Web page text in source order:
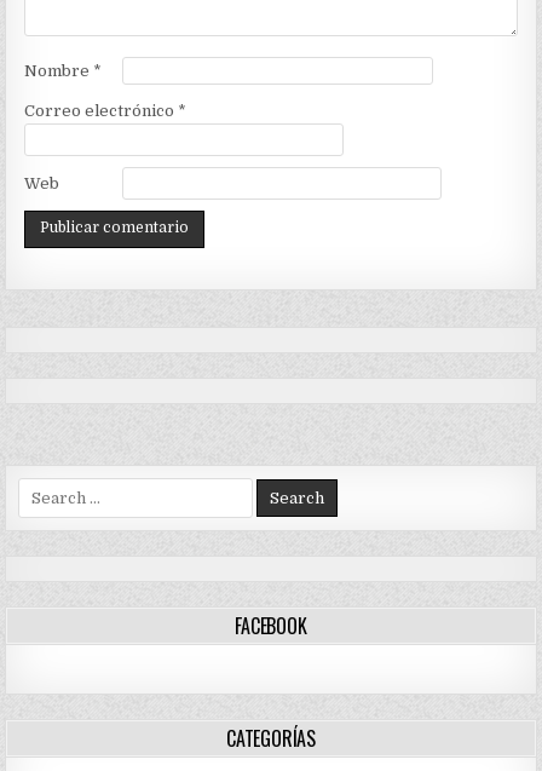
Nombre *
Correo electrónico *
Web
Search
for:
FACEBOOK
CATEGORÍAS